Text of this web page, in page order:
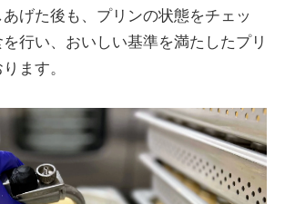
げた後も、プリンの状態をチェッ
行い、おいしい基準を満たしたプリ
ます。